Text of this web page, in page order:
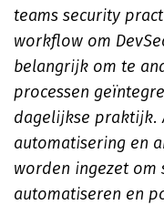
teams security
workflow om
belangrijk om te
processen
dagelijkse praktijk.
automatisering en
worden ingezet
automatiseren en